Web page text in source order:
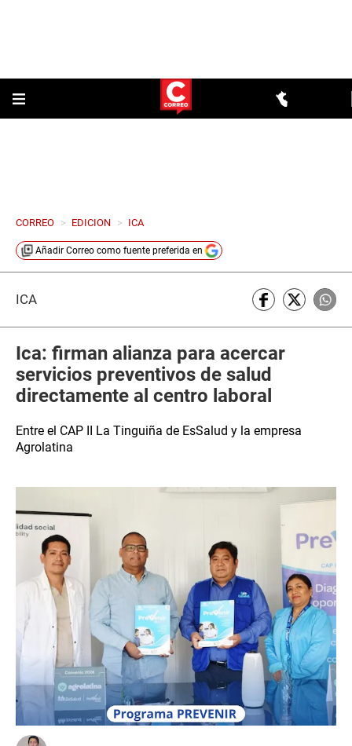
CORREO > EDICION > ICA
Añadir Correo como fuente preferida en
ICA
Ica: firman alianza para acercar
servicios preventivos de salud
directamente al centro laboral
Entre el CAP II La Tinguiña de EsSalud y la empresa
Agrolatina